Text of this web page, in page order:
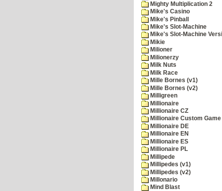
Mighty Multiplication 2
Mike's Casino
Mike's Pinball
Mike's Slot-Machine
Mike's Slot-Machine
Mikie
Milioner
Milionerzy
Milk Nuts
Milk Race
Mille Bornes (v1)
Mille Bornes (v2)
Milligreen
Millionaire
Millionaire CZ
Millionaire Custom
Millionaire DE
Millionaire EN
Millionaire ES
Millionaire PL
Millipede
Millipedes (v1)
Millipedes (v2)
Millonario
Mind Blast